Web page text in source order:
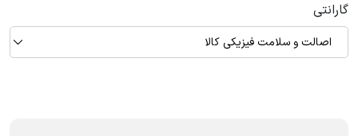
گارانتی
اصالت و سلامت فیزیکی کالا